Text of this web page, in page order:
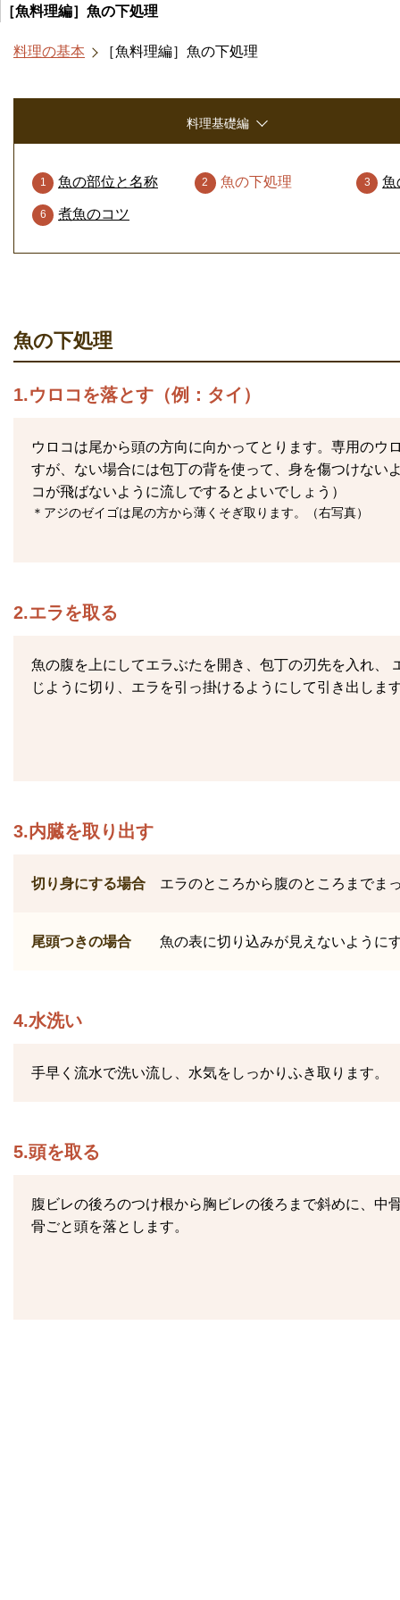
［魚料理編］魚の下処理
料理の基本 ［魚料理編］魚の下処理
料理基礎編
魚の部位と名称 魚の下処理 魚
煮魚のコツ
魚の下処理
1.ウロコを落とす（例：タイ）
ウロコは尾から頭の方向に向かってとります。専用のウ
すが、ない場合には包丁の背を使って、身を傷つけない
コが飛ばないように流しでするとよいでしょう）
＊アジのゼイゴは尾の方から薄くそぎ取ります。（右写真）
2.エラを取る
魚の腹を上にしてエラぶたを開き、包丁の刃先を入れ、
じように切り、エラを引っ掛けるようにして引き出しま
3.内臓を取り出す
切り身にする場合 エラのところから腹のところまでま
尾頭つきの場合 魚の表に切り込みが見えないように
4.水洗い
手早く流水で洗い流し、水気をしっかりふき取ります。
5.頭を取る
腹ビレの後ろのつけ根から胸ビレの後ろまで斜めに、中
骨ごと頭を落とします。